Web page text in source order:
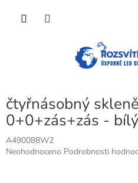
čtyřnásobný
0+0+zás+zás - bílý
A490088W2
Průměrné
Neohodnoceno Podrobnosti